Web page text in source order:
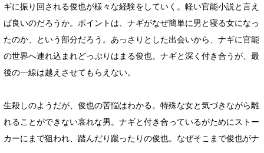
ギに振り回される俊也が様々な経験をしていく。軽い官能小説と言え
ば良いのだろうか。ポイントは、ナギがなぜ簡単に男と寝る女になっ
たのか、という部分だろう。あっさりとした出会いから、ナギに官能
の世界へ連れ込まれどっぷりはまる俊也。ナギと深く付き合うが、最
後の一線は越えさせてもらえない。
生殺しのようだが、俊也の苦悩はわかる。特殊な女と気づきながら離
れることができない哀れな男。ナギと付き合っているがためにストー
カーにまで狙われ、踏んだり蹴ったりの俊也。なぜそこまで俊也がナ